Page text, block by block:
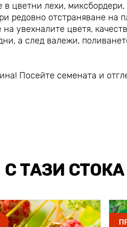
цветни лехи,
редовно отстраняване на
увехналите цветя,
а след валежи,
Посейте семената и
С ТАЗИ